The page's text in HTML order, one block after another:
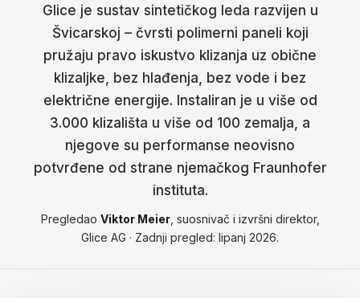
Svenska
Norsk
Suomi
Čeština
Hrvatski
Glice je sustav sintetičkog leda razvijen u
Švicarskoj – čvrsti polimerni paneli koji
pružaju pravo iskustvo klizanja uz obične
klizaljke, bez hlađenja, bez vode i bez
električne energije. Instaliran je u više od
3.000 klizališta u više od 100 zemalja, a
njegove su performanse neovisno
potvrđene od strane njemačkog Fraunhofer
instituta.
Pregledao Viktor Meier, suosnivač i izvršni direktor,
Glice AG · Zadnji pregled: lipanj 2026.